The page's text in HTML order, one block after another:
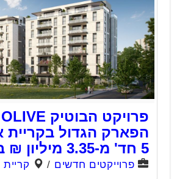
הפארק הגדול בקריית
5 חד' מ-3.35 מיליון ₪ בלבד
פרוייקטים חדשים / קריית